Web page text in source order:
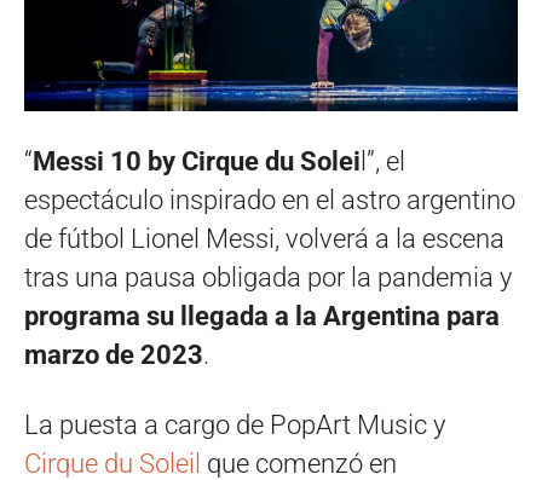
“Messi 10 by Cirque du Solei l”, el
espectáculo inspirado en el astro argentino
de fútbol Lionel Messi, volverá a la escena
tras una pausa obligada por la pandemia y
programa su llegada a la Argentina para
marzo de 2023.
La puesta a cargo de PopArt Music y
Cirque du Soleil que comenzó en